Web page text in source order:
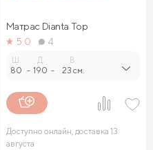
Матрас Dianta Top
5.0
4
80 -
Д.
190 -
В.
23 см.
Доступно онлайн, доставка 13
августа